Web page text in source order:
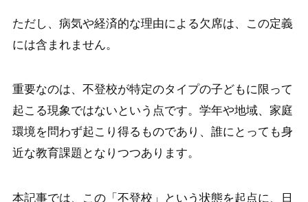
ただし、病気や経済的な理由による欠席は、この定義
には含まれません。
重要なのは、不登校が特定のタイプの子どもに限って
起こる現象ではないという点です。学年や地域、家庭
環境を問わず起こり得るものであり、誰にとっても身
近な教育課題となりつつあります。
本記事では、この「不登校」という状態を起点に、日